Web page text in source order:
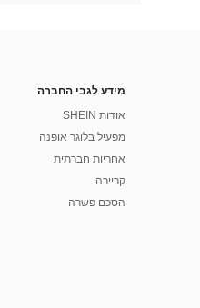
מידע לגבי החברה
אודות SHEIN
מפעיל בלוגר אופנה
אחריות חברתית
קריירה
הסכם פשרה